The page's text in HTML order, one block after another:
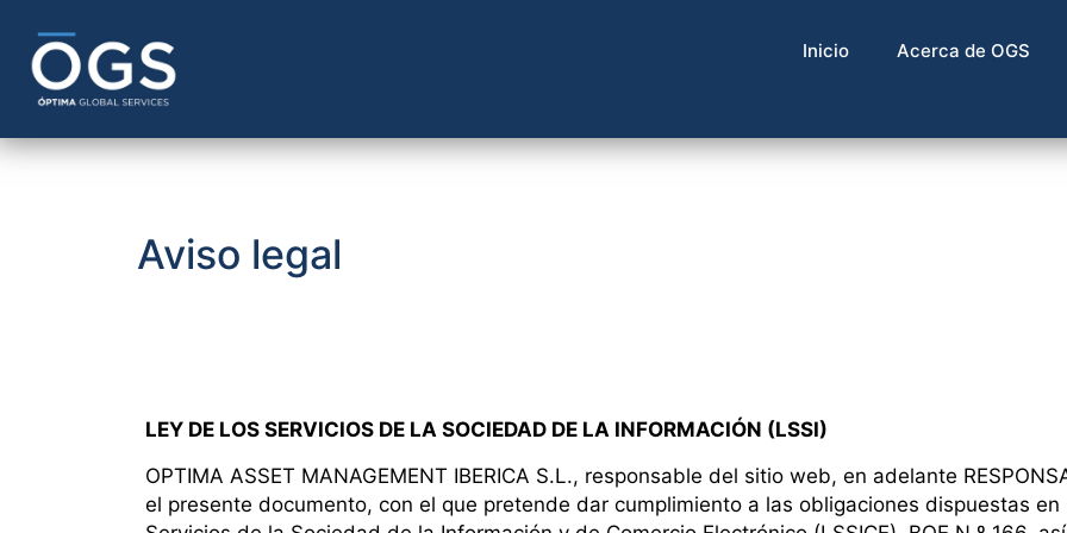
Inicio Acerca de OGS
Aviso legal
LEY DE LOS SERVICIOS DE LA SOCIEDAD DE LA INFORMACIÓN (LSSI)
OPTIMA ASSET MANAGEMENT IBERICA S.L., responsable del sitio web, en adelante
el presente documento, con el que pretende dar cumplimiento a las obligaciones dispuestas